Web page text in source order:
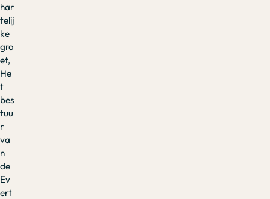
har
telij
ke
gro
et,
He
t
bes
tuu
r
va
n
de
Ev
ert